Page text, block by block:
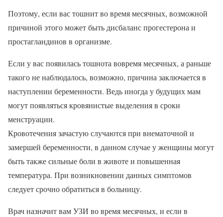
Поэтому, если вас тошнит во время месячных, возможной
причиной этого может быть дисбаланс прогестерона и
простагландинов в организме.
Если у вас появилась тошнота вовремя месячных, а раньше
такого не наблюдалось, возможно, причина заключается в
наступлении беременности. Ведь иногда у будущих мам
могут появляться кровянистые выделения в сроки
менструации.
Кровотечения зачастую случаются при внематочной и
замершей беременности, в данном случае у женщины могут
быть также сильные боли в животе и повышенная
температура. При возникновении данных симптомов
следует срочно обратиться в больницу.
Врач назначит вам УЗИ во время месячных, и если в